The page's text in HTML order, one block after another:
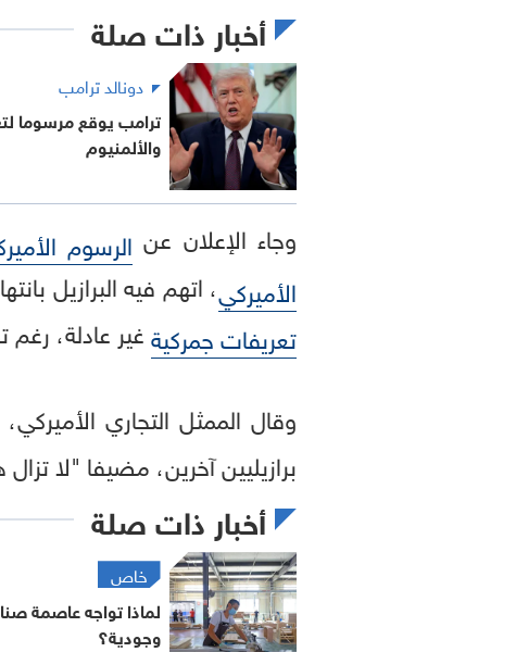
أخبار ذات صلة
دونالد ترامب
ترامب يوقع مرسوما
والألمنيوم
وجاء الإعلان عن الرسوم
الأميركي، اتهم فيه البرازيل
تعريفات جمركيةغير عادلة، رغم
وقال الممثل التجاري
برازيليين آخرين، مضيفا "لا
أخبار ذات صلة
خاص
لماذا تواجه عاصمة
وجودية؟